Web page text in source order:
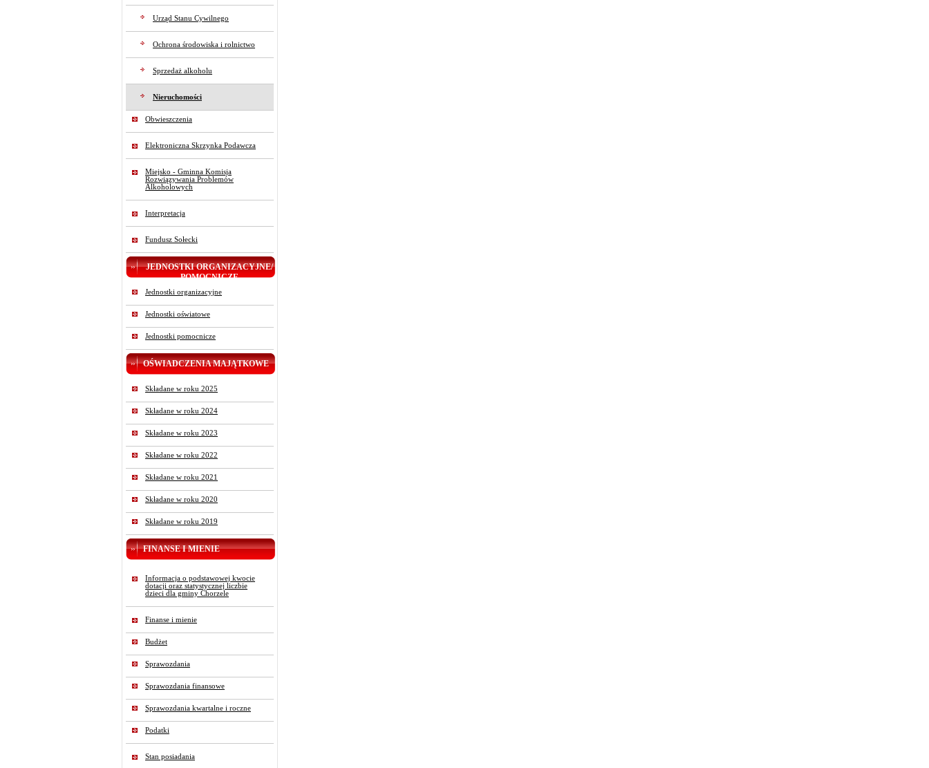
Urząd Stanu Cywilnego
Ochrona środowiska i rolnictwo
Sprzedaż alkoholu
Nieruchomości
Obwieszczenia
Elektroniczna Skrzynka Podawcza
Miejsko - Gminna Komisja
Rozwiązywania Problemów
Alkoholowych
Interpretacja
Fundusz Sołecki
JEDNOSTKI ORGANIZACYJNE/
POMOCNICZE
Jednostki organizacyjne
Jednostki oświatowe
Jednostki pomocnicze
OŚWIADCZENIA MAJĄTKOWE
Składane w roku 2025
Składane w roku 2024
Składane w roku 2023
Składane w roku 2022
Składane w roku 2021
Składane w roku 2020
Składane w roku 2019
FINANSE I MIENIE
Informacja o podstawowej kwocie
dotacji oraz statystycznej liczbie
dzieci dla gminy Chorzele
Finanse i mienie
Budżet
Sprawozdania
Sprawozdania finansowe
Sprawozdania kwartalne i roczne
Podatki
Stan posiadania